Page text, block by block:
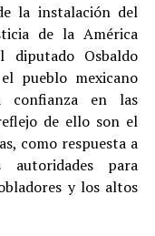
la instalación del
de la América
diputado Osbaldo
pueblo mexicano
en las
de ello son el
como respuesta a
para
y los altos